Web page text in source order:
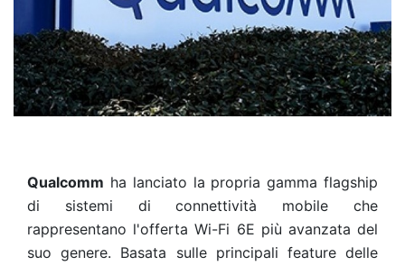
Qualcomm ha lanciato la propria gamma flagship
di sistemi di connettività mobile che
rappresentano l'offerta Wi-Fi 6E più avanzata del
suo genere. Basata sulle principali feature delle